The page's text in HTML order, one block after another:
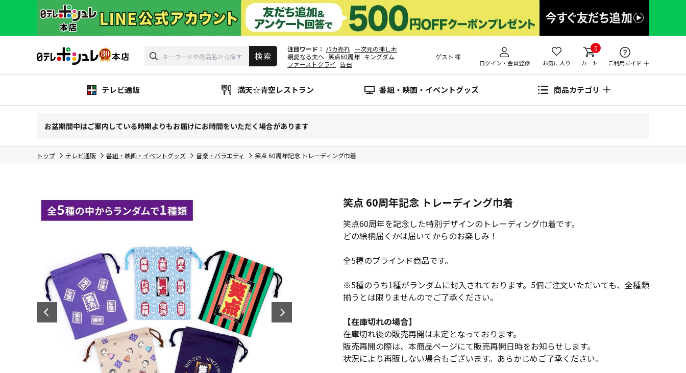
注目ワード バカ売れ 一次元の挿し木
親愛なる夫へ 笑点60周年 キングダム
ファーストクライ
告白
ゲスト 様
ログイン・会員登録 お気に入り
0
カート ご利用ガイド
テレビ通販 満天☆青空レストラン 番組・映画・イベントグッズ 商品カテゴリ
お盆期間中はご案内している時期よりもお届けにお時間をいただく場合があります
トップ テレビ通販 番組・映画・イベントグッズ 音楽・バラエティ 笑点 60周年記念 トレーディング巾着
笑点 60周年記念 トレーディング巾着
笑点60周年を記念した特別デザインのトレーディング巾着です。
どの絵柄届くかは届いてからのお楽しみ！
全5種のブラインド商品です。
※5種のうち1種がランダムに封入されております。5個ご注文いただいても、全種類
揃うとは限りませんのでご了承ください。
【在庫切れの場合】
在庫切れ後の販売再開は未定となっております。
販売再開の際は、本商品ページにて販売再開日時をお知らせします。
状況により再販しない場合もございます。あらかじめご了承ください。